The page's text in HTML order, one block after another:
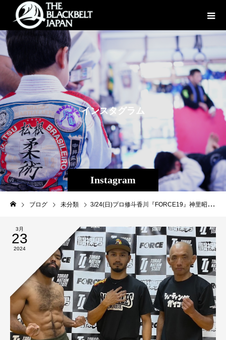
Instagram
インスタグラ ム
ブログ 未分類 3/24(日)プロ修斗香川『FORCE19』神里昭吾波平コングシューティングガイコツTheパラエストラ沖縄3選手計量PASS!!!!明日１５時〜START完全LIVE配信視聴予約はコチラ↓https://twitcasting.tv/c:force_tns/shopcart/292009#shooto0324 #FORCE #TNS #TORAO #修斗 #Theパラエストラ沖縄
3月
23
2024